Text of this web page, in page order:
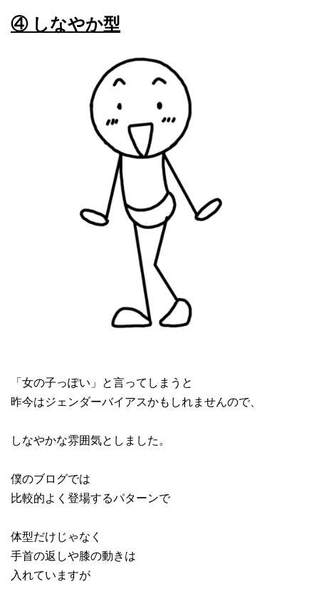
④ しなやか型
「女の子っぽい」と言ってしまうと
昨今はジェンダーバイアスかもしれませんので、
しなやかな雰囲気としました。
僕のブログでは
比較的よく登場するパターンで
体型だけじゃなく
手首の返しや膝の動きは
入れていますが